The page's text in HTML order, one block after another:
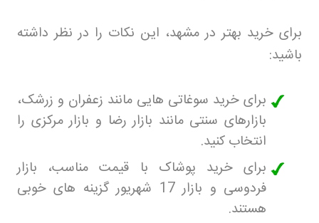
برای خرید بهتر در مشهد، این نکات را در نظر داشته
باشید:
برای خرید سوغاتی هایی مانند زعفران و زرشک،
بازارهای سنتی مانند بازار رضا و بازار مرکزی را
انتخاب کنید.
برای خرید پوشاک با قیمت مناسب، بازار
فردوسی و بازار 17 شهریور گزینه های خوبی
هستند.